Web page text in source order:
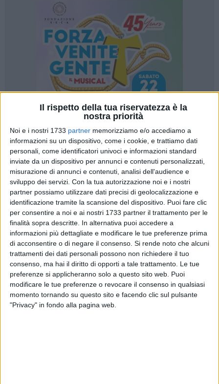
Il rispetto della tua riservatezza è la
nostra priorità
Noi e i nostri 1733 partner memorizziamo e/o accediamo a
informazioni su un dispositivo, come i cookie, e trattiamo dati
personali, come identificatori univoci e informazioni standard
inviate da un dispositivo per annunci e contenuti personalizzati,
misurazione di annunci e contenuti, analisi dell'audience e
sviluppo dei servizi. Con la tua autorizzazione noi e i nostri
partner possiamo utilizzare dati precisi di geolocalizzazione e
identificazione tramite la scansione del dispositivo. Puoi fare clic
per consentire a noi e ai nostri 1733 partner il trattamento per le
finalità sopra descritte. In alternativa puoi accedere a
informazioni più dettagliate e modificare le tue preferenze prima
di acconsentire o di negare il consenso. Si rende noto che alcuni
trattamenti dei dati personali possono non richiedere il tuo
consenso, ma hai il diritto di opporti a tale trattamento. Le tue
preferenze si applicheranno solo a questo sito web. Puoi
modificare le tue preferenze o revocare il consenso in qualsiasi
momento tornando su questo sito e facendo clic sul pulsante
"Privacy" in fondo alla pagina web.
1
Primo convegno del 2022 per la sezione provinciale
dell'UNAI, svoltosi sabato 19 marzo presso l'Hotel Crystal
Palace: è il primo dei quattro appuntamenti per la
formazione degli amministratori di condominio nell'anno in
corso: chiusura ad ottobre 2022 con il test finale. Il tema del
convegno è stato "Adempimenti e sicurezze in condominio: il
ruolo chiave dell'Amministratore", con diversi relatori
intervenuti:
- Dott. Gianluca Sanguedolce, Dirigente UNAI Bat;
- Avv. Rosario Calabrese, Presidente Nazionale UNAI (in
collegamento da Roma), che ha trattato del recupero dei
crediti condominiali, doveri e poteri alla luce della riforma ex